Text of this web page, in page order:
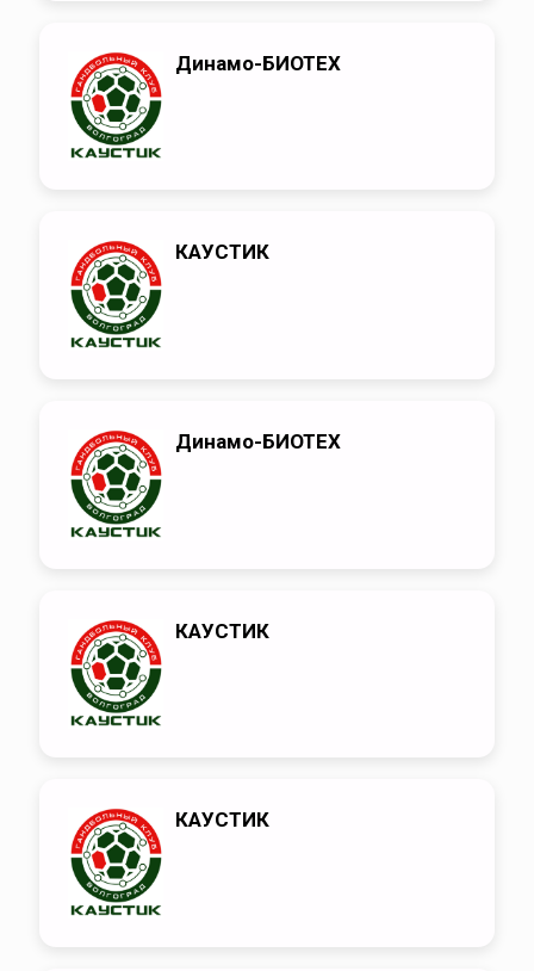
Динамо-БИОТЕХ
КАУСТИК
Динамо-БИОТЕХ
КАУСТИК
КАУСТИК